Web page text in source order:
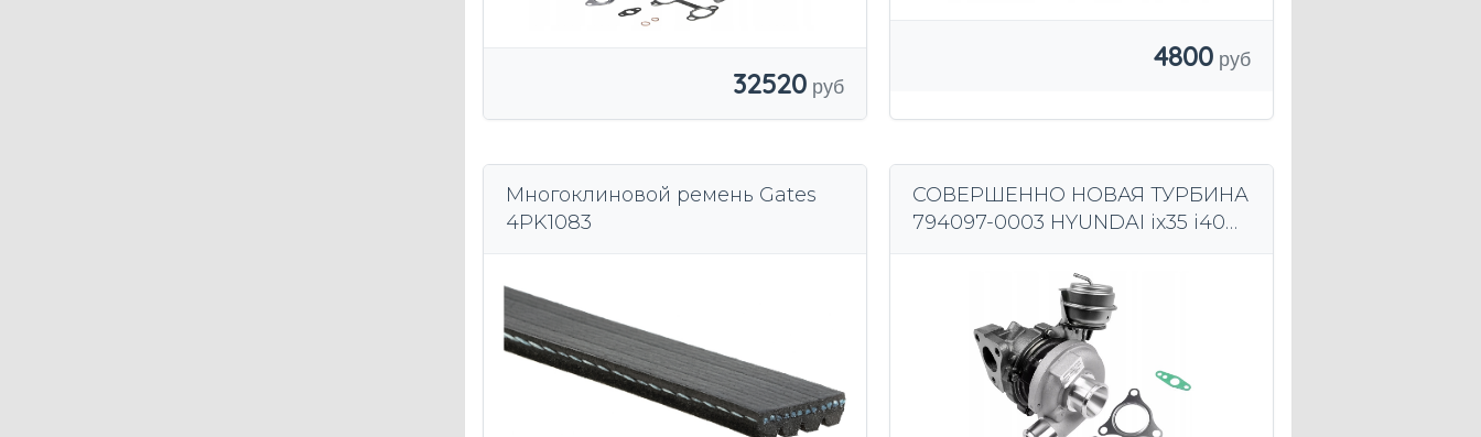
32520
4800
Многоклиновой ремень Gates
4PK1083
СОВЕРШЕННО НОВАЯ ТУРБИНА
794097-0003 HYUNDAI ix35 i40